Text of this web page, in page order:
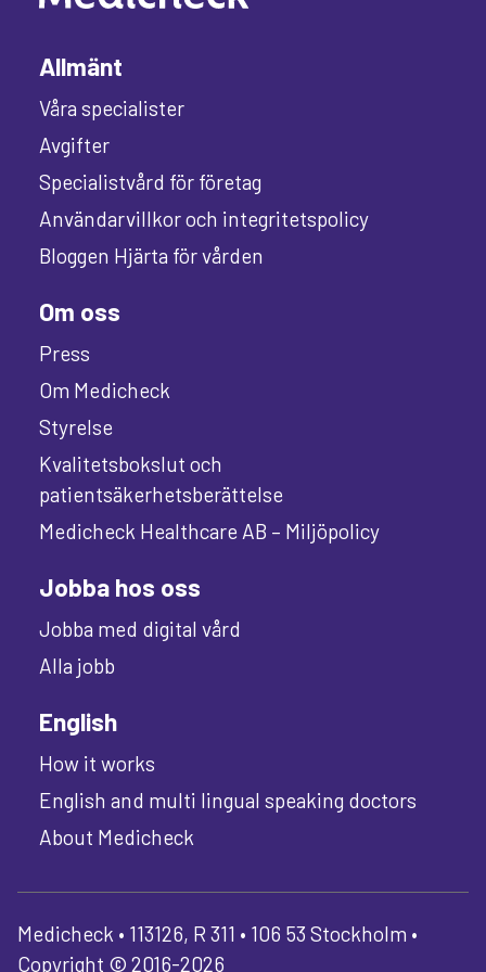
Allmänt
Våra specialister
Avgifter
Specialistvård för företag
Användarvillkor och integritetspolicy
Bloggen Hjärta för vården
Om oss
Press
Om Medicheck
Styrelse
Kvalitetsbokslut och
patientsäkerhetsberättelse
Medicheck Healthcare AB – Miljöpolicy
Jobba hos oss
Jobba med digital vård
Alla jobb
English
How it works
English and multi lingual speaking doctors
About Medicheck
Medicheck • 113126, R 311 • 106 53 Stockholm •
Copyright © 2016-2026